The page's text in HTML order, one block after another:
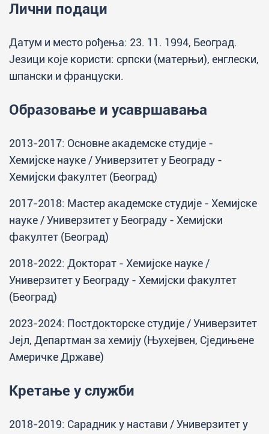
Лични подаци
Датум и место рођења: 23. 11. 1994, Београд.
Језици које користи: српски (матерњи), енглески,
шпански и француски.
Образовање и усавршавања
2013-2017: Основне академске студије -
Хемијске науке / Универзитет у Београду -
Хемијски факултет (Београд)
2017-2018: Мастер академске студије - Хемијске
науке / Универзитет у Београду - Хемијски
факултет (Београд)
2018-2022: Докторат - Хемијске науке /
Универзитет у Београду - Хемијски факултет
(Београд)
2023-2024: Постдокторске студије / Универзитет
Јејл, Департман за хемију (Њухејвен, Сједињене
Америчке Државе)
Кретање у служби
2018-2019: Сарадник у настави / Универзитет у